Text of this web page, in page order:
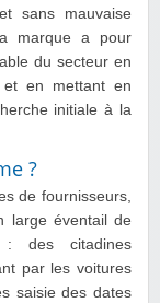
sans mauvaise
marque a pour
du secteur en
et en mettant en
initiale à la
?
de fournisseurs,
large éventail de
: des citadines
par les voitures
saisie des dates